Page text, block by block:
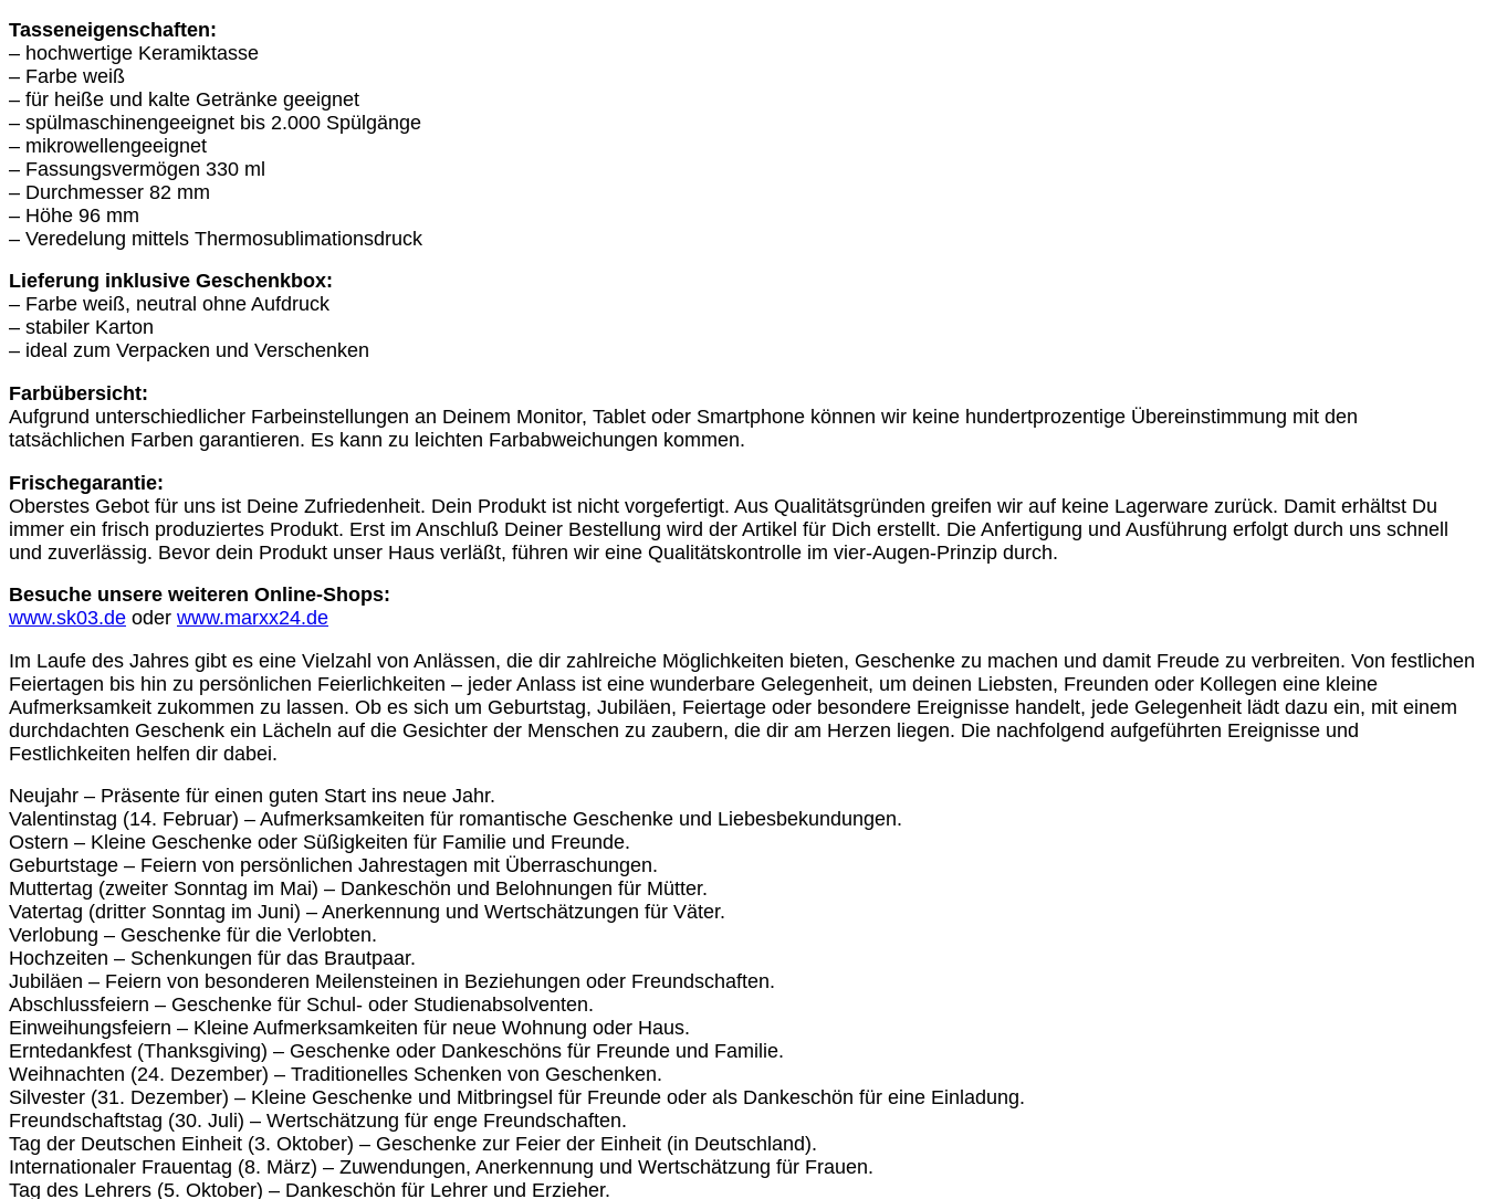
Tasseneigenschaften:
– hochwertige Keramiktasse
– Farbe weiß
– für heiße und kalte Getränke geeignet
– spülmaschinengeeignet bis 2.000 Spülgänge
– mikrowellengeeignet
– Fassungsvermögen 330 ml
– Durchmesser 82 mm
– Höhe 96 mm
– Veredelung mittels Thermosublimationsdruck
Lieferung inklusive Geschenkbox:
– Farbe weiß, neutral ohne Aufdruck
– stabiler Karton
– ideal zum Verpacken und Verschenken
Farbübersicht:
Aufgrund unterschiedlicher Farbeinstellungen an Deinem Monitor, Tablet oder Smartphone können wir keine hundertprozentige Übereinstimmung mit den
tatsächlichen Farben garantieren. Es kann zu leichten Farbabweichungen kommen.
Frischegarantie:
Oberstes Gebot für uns ist Deine Zufriedenheit. Dein Produkt ist nicht vorgefertigt. Aus Qualitätsgründen greifen wir auf keine Lagerware zurück. Damit erhältst Du
immer ein frisch produziertes Produkt. Erst im Anschluß Deiner Bestellung wird der Artikel für Dich erstellt. Die Anfertigung und Ausführung erfolgt durch uns schnell
und zuverlässig. Bevor dein Produkt unser Haus verläßt, führen wir eine Qualitätskontrolle im vier-Augen-Prinzip durch.
Besuche unsere weiteren Online-Shops:
www.sk03.de oder www.marxx24.de
Im Laufe des Jahres gibt es eine Vielzahl von Anlässen, die dir zahlreiche Möglichkeiten bieten, Geschenke zu machen und damit Freude zu verbreiten. Von festlichen
Feiertagen bis hin zu persönlichen Feierlichkeiten – jeder Anlass ist eine wunderbare Gelegenheit, um deinen Liebsten, Freunden oder Kollegen eine kleine
Aufmerksamkeit zukommen zu lassen. Ob es sich um Geburtstag, Jubiläen, Feiertage oder besondere Ereignisse handelt, jede Gelegenheit lädt dazu ein, mit einem
durchdachten Geschenk ein Lächeln auf die Gesichter der Menschen zu zaubern, die dir am Herzen liegen. Die nachfolgend aufgeführten Ereignisse und
Festlichkeiten helfen dir dabei.
Neujahr – Präsente für einen guten Start ins neue Jahr.
Valentinstag (14. Februar) – Aufmerksamkeiten für romantische Geschenke und Liebesbekundungen.
Ostern – Kleine Geschenke oder Süßigkeiten für Familie und Freunde.
Geburtstage – Feiern von persönlichen Jahrestagen mit Überraschungen.
Muttertag (zweiter Sonntag im Mai) – Dankeschön und Belohnungen für Mütter.
Vatertag (dritter Sonntag im Juni) – Anerkennung und Wertschätzungen für Väter.
Verlobung – Geschenke für die Verlobten.
Hochzeiten – Schenkungen für das Brautpaar.
Jubiläen – Feiern von besonderen Meilensteinen in Beziehungen oder Freundschaften.
Abschlussfeiern – Geschenke für Schul- oder Studienabsolventen.
Einweihungsfeiern – Kleine Aufmerksamkeiten für neue Wohnung oder Haus.
Erntedankfest (Thanksgiving) – Geschenke oder Dankeschöns für Freunde und Familie.
Weihnachten (24. Dezember) – Traditionelles Schenken von Geschenken.
Silvester (31. Dezember) – Kleine Geschenke und Mitbringsel für Freunde oder als Dankeschön für eine Einladung.
Freundschaftstag (30. Juli) – Wertschätzung für enge Freundschaften.
Tag der Deutschen Einheit (3. Oktober) – Geschenke zur Feier der Einheit (in Deutschland).
Internationaler Frauentag (8. März) – Zuwendungen, Anerkennung und Wertschätzung für Frauen.
Tag des Lehrers (5. Oktober) – Dankeschön für Lehrer und Erzieher.